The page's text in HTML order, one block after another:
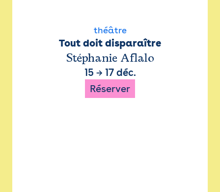
théâtre
Tout doit disparaître
Stéphanie Aflalo
15 → 17 déc.
Réserver